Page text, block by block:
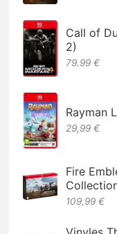
Call of
2)
79.99 €
Rayman
29,99 €
Fire
109,99 €